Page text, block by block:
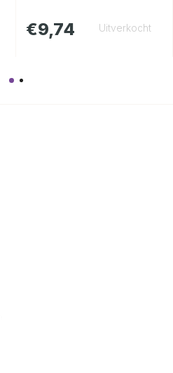
€9,74 Uitverkocht